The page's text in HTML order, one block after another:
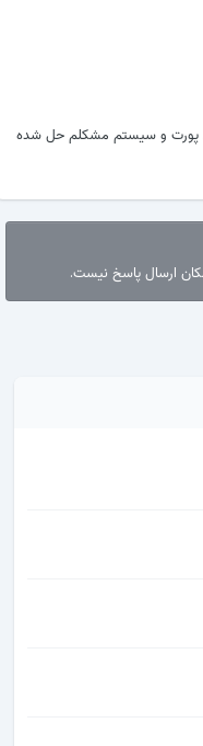
پورت و سیستم مشکلم حل شده
ارسال پاسخ نیست.